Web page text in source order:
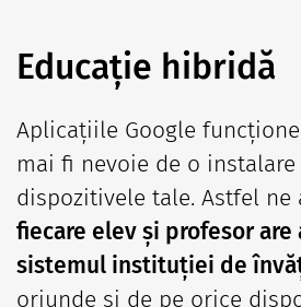
Educație hibridă
Aplicațiile Google
mai fi nevoie de o
dispozitivele tale. Astfel ne
fiecare elev și profesor are
sistemul instituției de
oriunde și de pe orice